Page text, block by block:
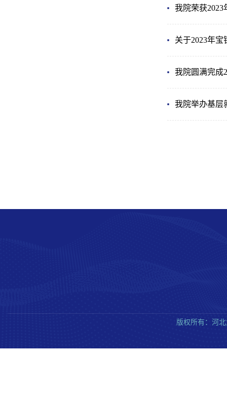
我院荣获
关于2023年
我院圆满完成
我院举办基层
版权所有：河